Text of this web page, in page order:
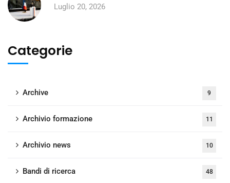
Luglio 20, 2026
Categorie
Archive 9
Archivio formazione 11
Archivio news 10
Bandi di ricerca 48